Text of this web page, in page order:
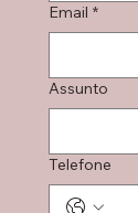
Email *
Assunto
Telefone